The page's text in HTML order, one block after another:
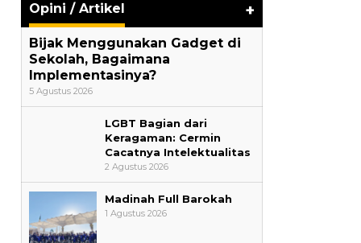
Opini / Artikel +
Bijak Menggunakan Gadget di
Sekolah, Bagaimana
Implementasinya?
5 Agustus 2026
LGBT Bagian dari
Keragaman: Cermin
Cacatnya Intelektualitas
2 Agustus 2026
Madinah Full Barokah
1 Agustus 2026